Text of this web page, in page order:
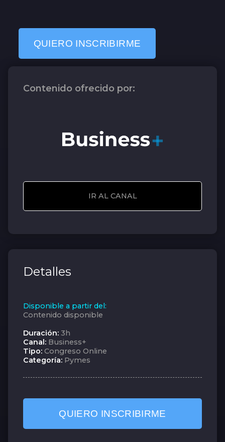
QUIERO INSCRIBIRME
Contenido ofrecido por:
IR AL CANAL
Detalles
Disponible a partir del:
Contenido disponible
Duración: 3h
Canal: Business+
Tipo: Congreso Online
Categoría: Pymes
QUIERO INSCRIBIRME